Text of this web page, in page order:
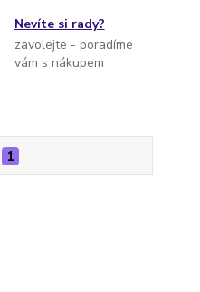
Nevíte si rady?
zavolejte - poradíme
vám s nákupem
1